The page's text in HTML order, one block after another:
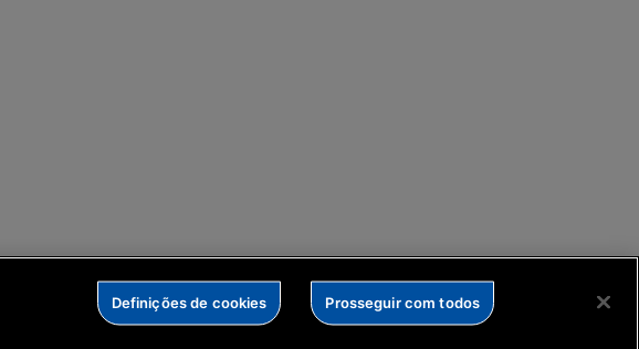
Definições de cookies Prosseguir com todos